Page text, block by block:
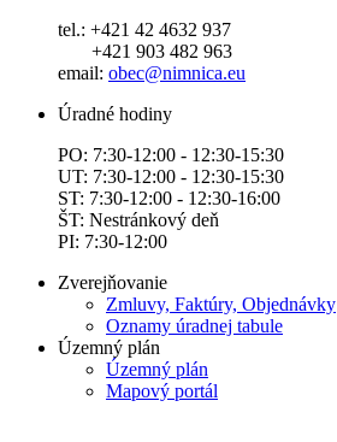
tel.: +421 42 4632 937
+421 903 482 963
email: obec@nimnica.eu
Úradné hodiny
PO: 7:30-12:00 - 12:30-15:30
UT: 7:30-12:00 - 12:30-15:30
ST: 7:30-12:00 - 12:30-16:00
ŠT: Nestránkový deň
PI: 7:30-12:00
Zverejňovanie
Zmluvy, Faktúry, Objednávky
Oznamy úradnej tabule
Územný plán
Územný plán
Mapový portál